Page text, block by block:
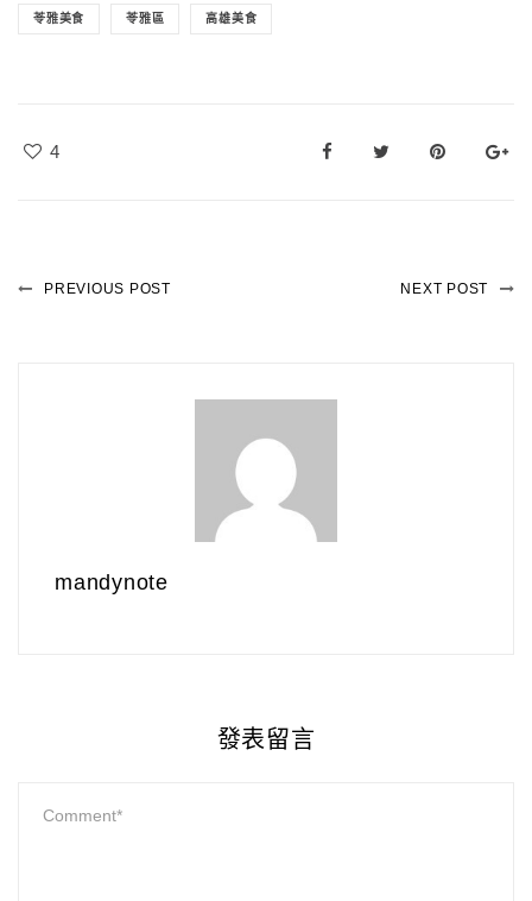
苓雅美食 苓雅區 高雄美食
4
PREVIOUS POST NEXT POST
mandynote
發表留言